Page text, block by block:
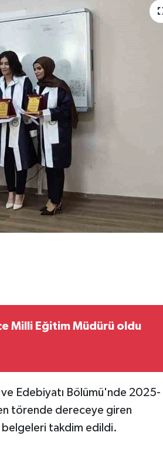
Milli Eğitim Müdürü oldu
ve Edebiyatı Bölümü'nde 2025-
törende dereceye giren
belgeleri takdim edildi.